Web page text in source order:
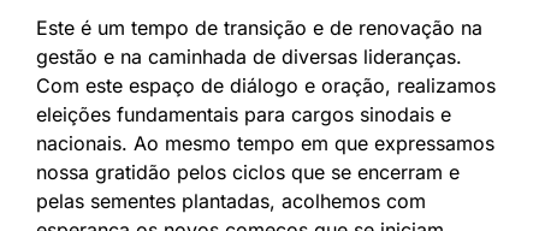
Este é um tempo de transição e de renovação na
gestão e na caminhada de diversas lideranças.
Com este espaço de diálogo e oração, realizamos
eleições fundamentais para cargos sinodais e
nacionais. Ao mesmo tempo em que expressamos
nossa gratidão pelos ciclos que se encerram e
pelas sementes plantadas, acolhemos com